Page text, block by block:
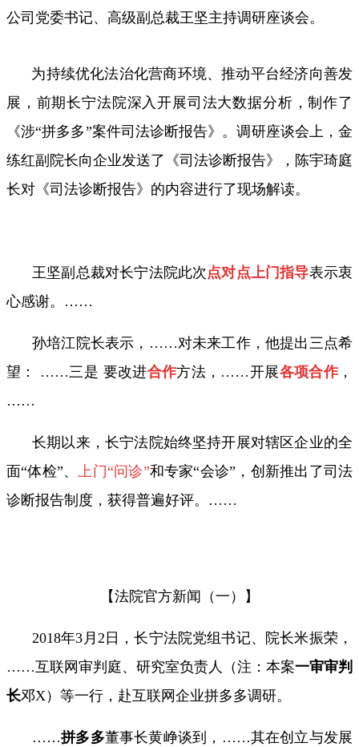
公司党委书记、高级副总裁王坚主持调研座谈会。
为持续优化法治化营商环境、推动平台经济向善发
展，前期长宁法院深入开展司法大数据分析，制作了
《涉“拼多多”案件司法诊断报告》。调研座谈会上，金
练红副院长向企业发送了《司法诊断报告》，陈宇琦庭
长对《司法诊断报告》的内容进行了现场解读。
王坚副总裁对长宁法院此次 点对点上门指导表示衷
心感谢。 ……
孙培江院长表示， ……对未来工作，他提出三点希
望： ……三是 要改进合作方法， ……开展各项合作，
……
长期以来，长宁法院始终坚持开展对辖区企业的全
面“体检”、
上门“问诊”和专家“会诊”，创新推出了司法
诊断报告制度，获得普遍好评。 ……
【法院官方新闻（一）】
2018年3 月 2 日，长宁法院党组书记、院长米振荣，
……互联网审判庭、研究室负责人（注：本案一审审判
长邓X ）等一行，赴互联网企业拼多多调研。
……拼多多董事长黄峥谈到，……其在创立与发展